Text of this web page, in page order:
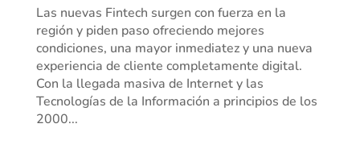
Las nuevas Fintech surgen con fuerza en la
región y piden paso ofreciendo mejores
condiciones, una mayor inmediatez y una nueva
experiencia de cliente completamente digital.
Con la llegada masiva de Internet y las
Tecnologías de la Información a principios de los
2000...